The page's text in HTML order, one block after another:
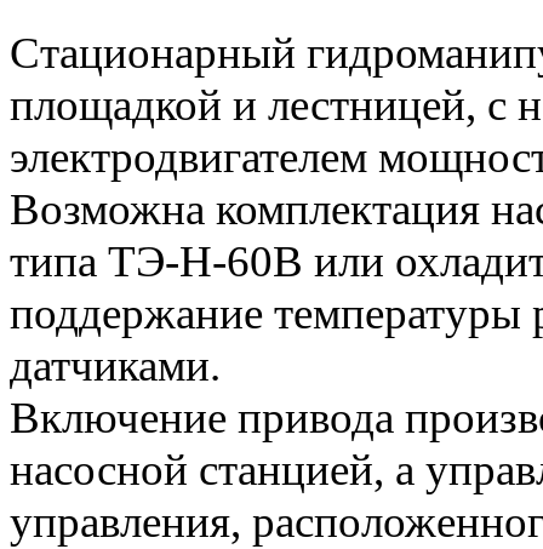
Стационарный
площадкой и лестницей, с
электродвигателем
Возможна комплектация
типа ТЭ-Н-60В или
поддержание температуры
датчиками.
Включение привода
насосной станцией, а
управления,